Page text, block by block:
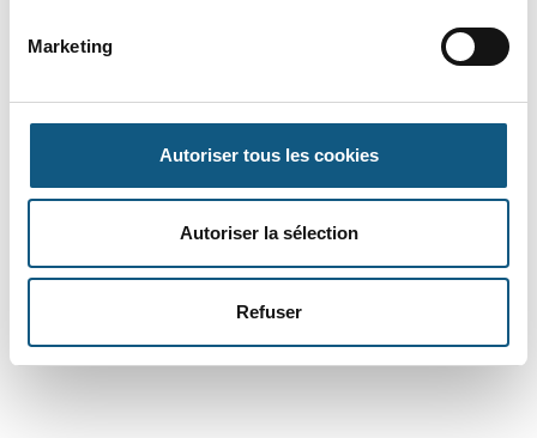
Marketing
Autoriser tous les cookies
Autoriser la sélection
Refuser